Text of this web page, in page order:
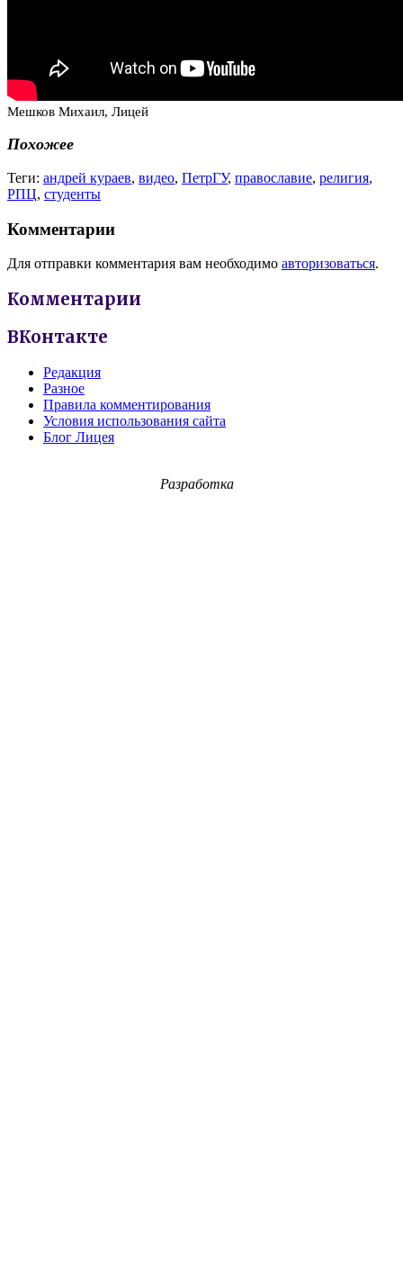
Мешков Михаил, Лицей
Похожее
Теги: андрей кураев, видео, ПетрГУ, православие, религия,
РПЦ, студенты
Комментарии
Для отправки комментария вам необходимо авторизоваться.
Комментарии
ВКонтакте
Редакция
Разное
Правила комментирования
Условия использования сайта
Блог Лицея
Разработка